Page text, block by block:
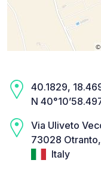
40.1829,
N
Via Uliveto
73028 Otranto,
Italy